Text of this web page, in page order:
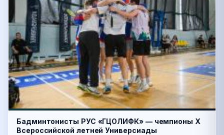
Бадминтонисты РУС «ГЦОЛИФК» — чемпионы X
Всероссийской летней Универсиады